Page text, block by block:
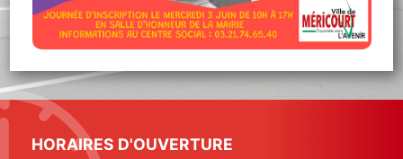
HORAIRES D'OUVERTURE